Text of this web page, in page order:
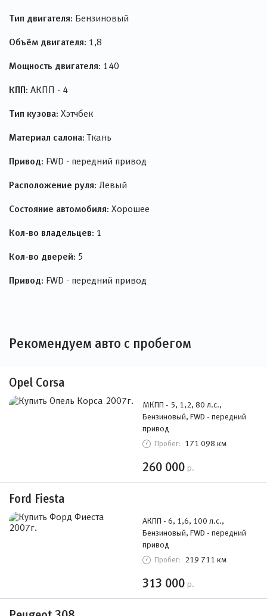
Тип двигателя: Бензиновый
Объём двигателя: 1,8
Мощность двигателя: 140
КПП: АКПП - 4
Тип кузова: Хэтчбек
Материал салона: Ткань
Привод: FWD - передний привод
Расположение руля: Левый
Состояние автомобиля: Хорошее
Кол-во владельцев: 1
Кол-во дверей: 5
Привод: FWD - передний привод
Рекомендуем авто с пробегом
Opel Corsa
МКПП - 5, 1,2, 80 л.с.,
Бензиновый, FWD - передний
привод
Пробег: 171 098 км
260 000 р.
Ford Fiesta
АКПП - 6, 1,6, 100 л.с.,
Бензиновый, FWD - передний
привод
Пробег: 219 711 км
313 000 р.